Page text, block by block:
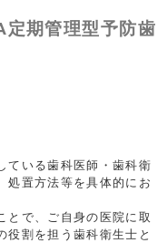
定期管理型予防歯
ている歯科医師・歯科衛
処置方法等を具体的にお
とで、ご自身の医院に取
役割を担う歯科衛生士と